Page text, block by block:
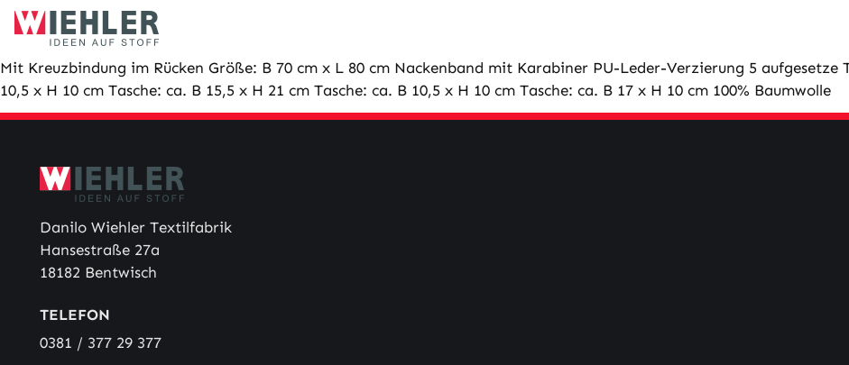
Skip
Mit Kreuzbindung im Rücken Größe: B 70 cm x L 80 cm Nackenband mit Karabiner PU-Leder-Verzierung 5 aufgesetze
10,5 x H 10 cm Tasche: ca. B 15,5 x H 21 cm Tasche: ca. B 10,5 x H 10 cm Tasche: ca. B 17 x H 10 cm 100% Baumwolle
Danilo Wiehler Textilfabrik
Hansestraße 27a
18182 Bentwisch
TELEFON
0381 / 377 29 377